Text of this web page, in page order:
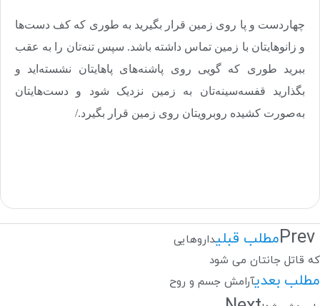
چهاردست و پا روی زمین قرار بگیرید به طوری که کف دست‌ها
و زانوهایتان با زمین تماس داشته باشد. سپس تنه‌تان را به عقب
ببرید طوری که گویی روی پاشنه‌های‌ پاهایتان نشسته‌اید و
بگذارید قفسه‌سینه‌تان به زمین نزدیک شود و دست‌هایتان
به‌صورت کشیده روبرویتان روی زمین قرار بگیرد./
Prevمطلب قبلیداروهایی
که قاتل جانتان می شود
مطلب بعدیآرامش جسم و روح